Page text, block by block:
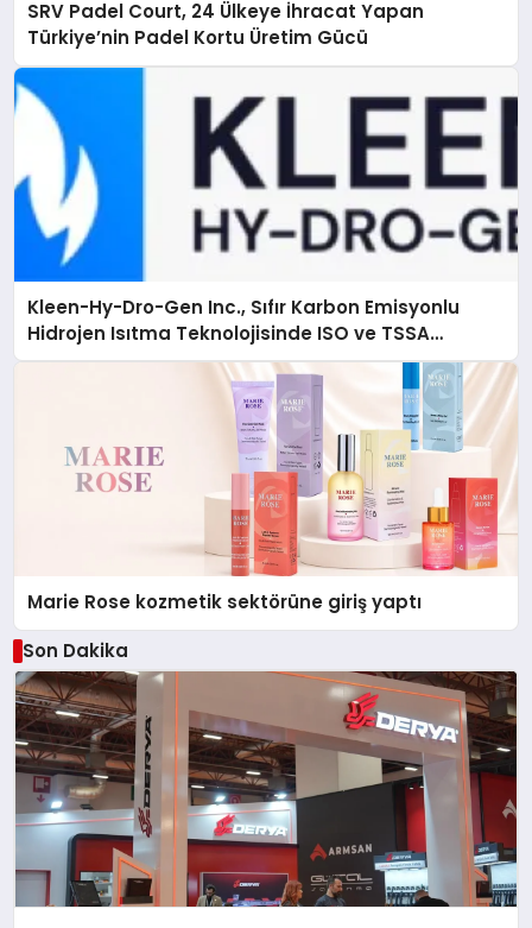
SRV Padel Court, 24 Ülkeye İhracat Yapan
Türkiye’nin Padel Kortu Üretim Gücü
Kleen-Hy-Dro-Gen Inc., Sıfır Karbon Emisyonlu
Hidrojen Isıtma Teknolojisinde ISO ve TSSA
Düzenleyici Onaylarını Aldı
Marie Rose kozmetik sektörüne giriş yaptı
Son Dakika